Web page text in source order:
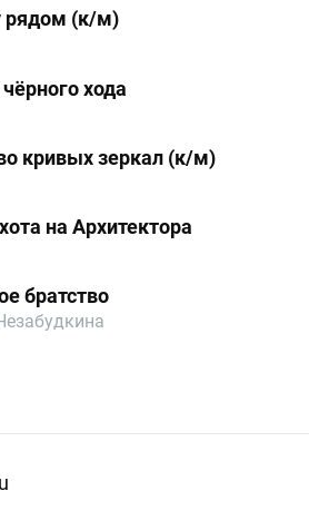
рядом (к/м)
хода
кривых зеркал (к/м)
на Архитектора
братство